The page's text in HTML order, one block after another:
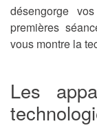
désengorge
premières
vous montre la
Les